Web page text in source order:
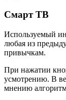
Смарт ТВ
Используемый
любая из
привычкам.
При нажатии
усмотрению. В
мнению